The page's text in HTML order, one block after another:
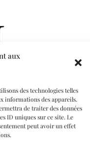
aux
des technologies telles
informations des appareils.
de traiter des données
ID uniques sur ce site. Le
peut avoir un effet